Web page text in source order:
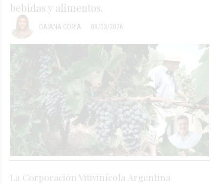
bebidas y alimentos.
09/03/2026
DAIANA CORIA
La Corporación Vitivinícola Argentina